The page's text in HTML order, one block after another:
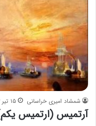
شمشاد امیری خراسانی ۱۵ تیر ۱۳۹۳
آرتمیس (ارتمیس